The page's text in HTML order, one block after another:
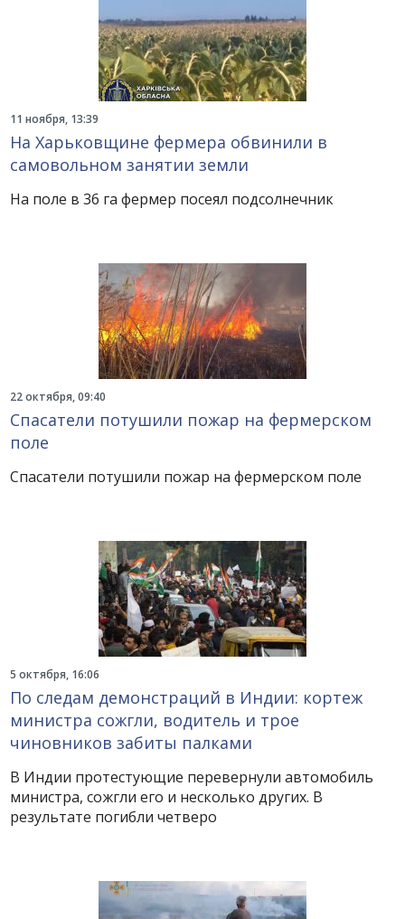
11 ноября, 13:39
На Харьковщине фермера обвинили в
самовольном занятии земли
На поле в 36 га фермер посеял подсолнечник
22 октября, 09:40
Спасатели потушили пожар на фермерском
поле
Спасатели потушили пожар на фермерском поле
5 октября, 16:06
По следам демонстраций в Индии: кортеж
министра сожгли, водитель и трое
чиновников забиты палками
В Индии протестующие перевернули автомобиль
министра, сожгли его и несколько других. В
результате погибли четверо